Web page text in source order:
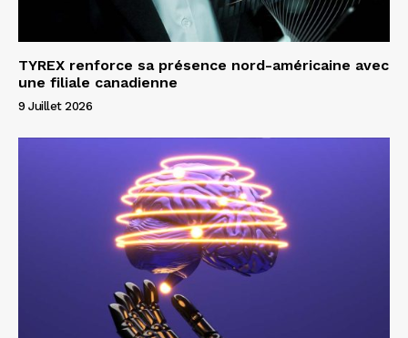
TYREX renforce sa présence nord-américaine avec
une filiale canadienne
9 Juillet 2026